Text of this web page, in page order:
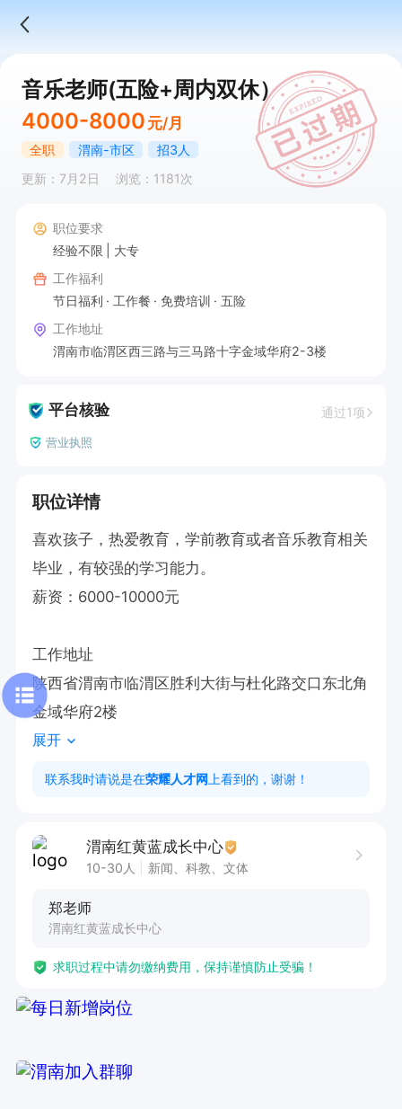
音乐老师(五险+周内双休）
4000-8000 元/月
全职 渭南-市区
招3人
更新：7月2日
浏览：1181次
职位要求
经验不限
大专
工作福利
节日福利
工作餐 免费培训
五险
工作地址
渭南市临渭区西三路与三马路十字金域华府2-3楼
平台核验 通过1项
营业执照
职位详情
喜欢孩子，热爱教育，学前教育或者音乐教育相关
毕业，有较强的学习能力。
薪资：6000-10000元
工作地址
陕西省渭南市临渭区胜利大街与杜化路交口东北角
金域华府2楼
展开
联系我时请说是在荣耀人才网 上看到的，谢谢！
渭南红黄蓝成长中心
10-30人 新闻、科教、文体
郑老师
渭南红黄蓝成长中心
求职过程中请勿缴纳费用，保持谨慎防止受骗！